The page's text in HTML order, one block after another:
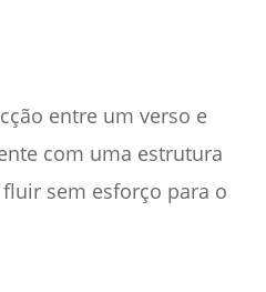
entre um verso e
com uma estrutura
sem esforço para o